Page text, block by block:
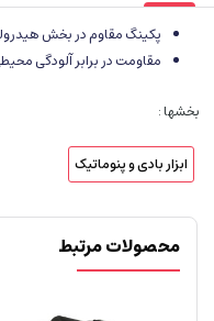
پکینگ مقاوم در بخش
مقاومت در برابر آلودگی
بخشها :
ابزار بادی و پنوماتیک
محصولات مرتبط